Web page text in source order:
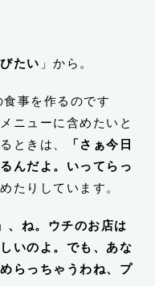
たい 」から。
事を作るのです
ニューに含めたいと
ときは、
「さぁ今日
んだよ。いってらっ
たりしています。
ね。ウチのお店は
いのよ。でも、あな
らっちゃうわね、プ